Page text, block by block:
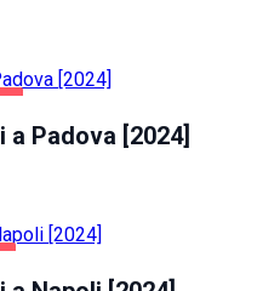
Padova [2024]